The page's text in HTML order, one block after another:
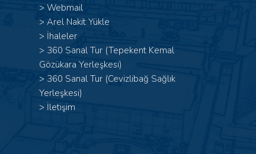
> Webmail
> Arel Nakit Yükle
> İhaleler
> 360 Sanal Tur (Tepekent Kemal
Gözükara Yerleşkesi)
> 360 Sanal Tur (Cevizlibağ Sağlık
Yerleşkesi)
> İletişim